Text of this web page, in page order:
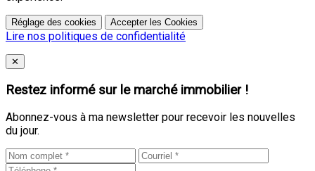
Réglage des cookies Accepter les Cookies
Lire nos politiques de confidentialité
Close
✕
Restez informé sur le marché immobilier !
Abonnez-vous à ma newsletter pour recevoir les nouvelles
du jour.